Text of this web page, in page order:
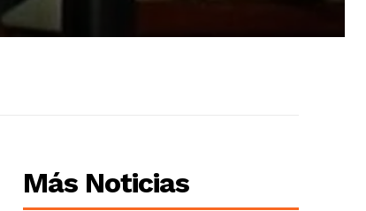
Más Noticias